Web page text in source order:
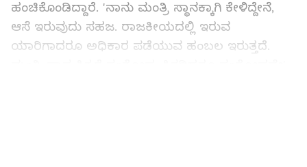
ಹಂಚಿಕೊಂಡಿದ್ದಾರೆ. 'ನಾನು ಮಂತ್ರಿ ಸ್ಥಾನಕ್ಕಾಗಿ ಕೇಳಿದ್ದೇನೆ,
ಆಸೆ ಇರುವುದು ಸಹಜ. ರಾಜಕೀಯದಲ್ಲಿ ಇರುವ
ಯಾರಿಗಾದರೂ ಅಧಿಕಾರ ಪಡೆಯುವ ಹಂಬಲ ಇರುತ್ತದೆ.